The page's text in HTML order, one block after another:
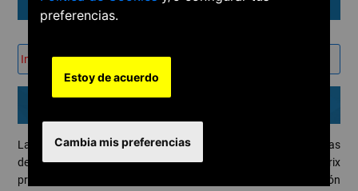
preferencias.
Estoy de acuerdo
Cambia mis preferencias
Inicio → Soluciones → PYMES
PYMES
Las pymes necesitan hoy soluciones ágiles, escalables y sencillas
de comunicación y colaboración unificadas. CallCentrix
proporciona una plataforma que unifica toda la comunicación